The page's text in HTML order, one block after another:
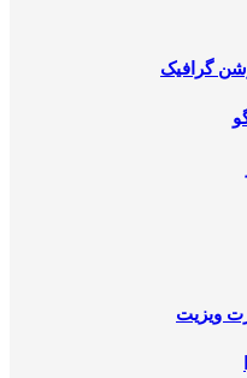
گرافیک
ویزیت